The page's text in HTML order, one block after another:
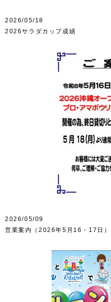
2026/05/18
2026サラダカップ成績
2026/05/09
営業案内（2026年5月16・17日）